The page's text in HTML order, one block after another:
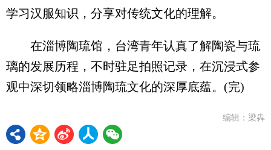
学习汉服知识，分享对传统文化的理解。
在淄博陶琉馆，台湾青年认真了解陶瓷与琉
璃的发展历程，不时驻足拍照记录，在沉浸式参
观中深切领略淄博陶琉文化的深厚底蕴。(完)
编辑：梁犇